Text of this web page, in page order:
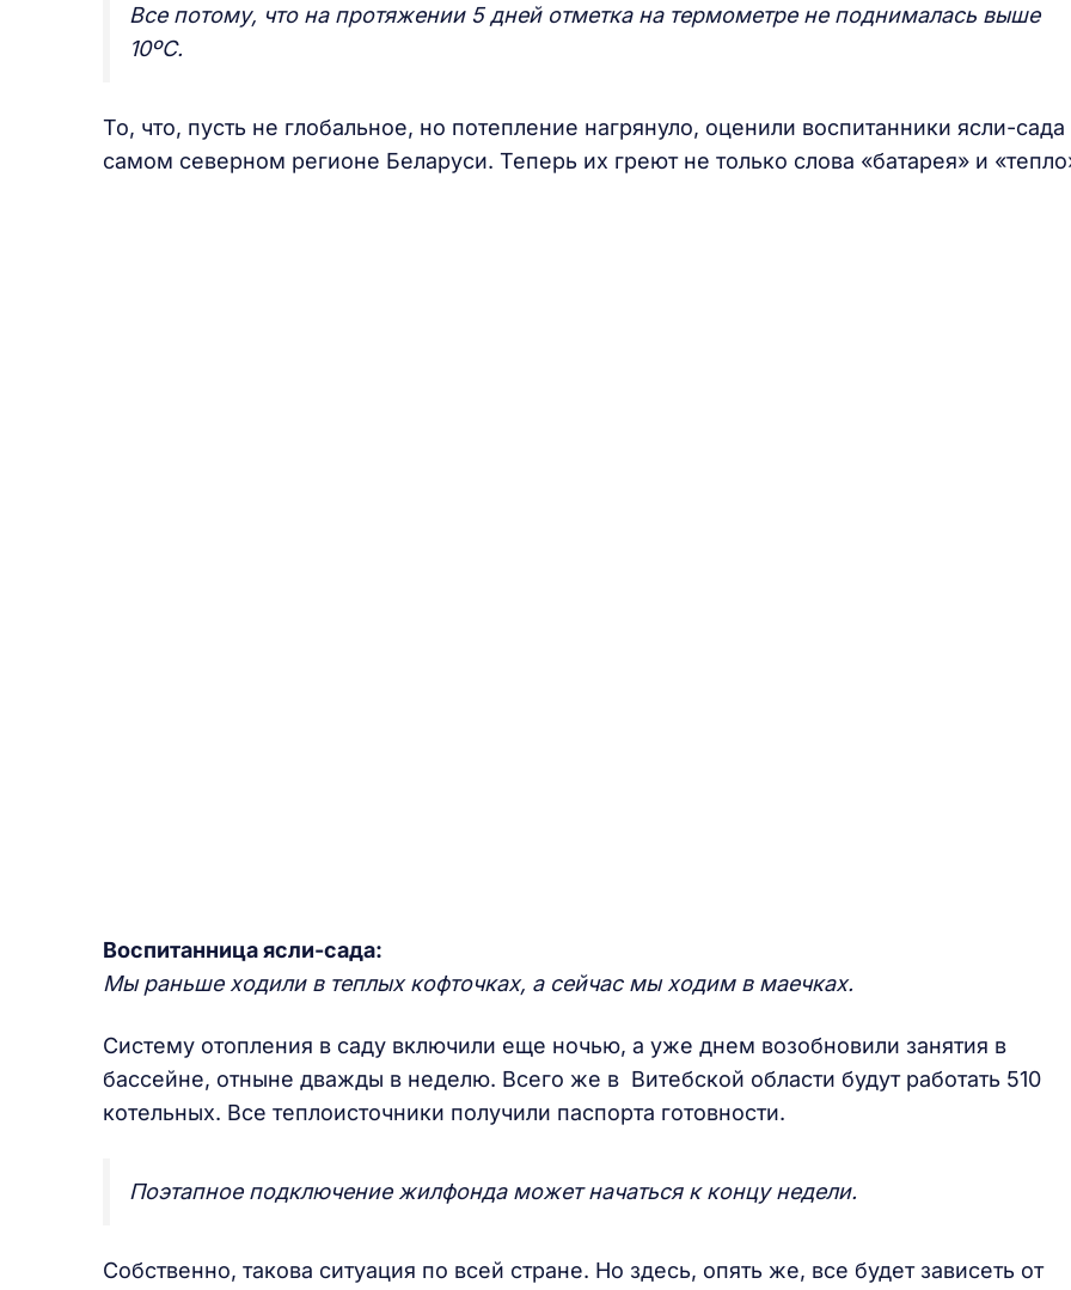
Все потому, что на протяжении 5 дней отметка на термометре не поднималась выше
10ºС.
То, что, пусть не глобальное, но потепление нагрянуло, оценили воспитанники ясли-сада
самом северном регионе Беларуси. Теперь их греют не только слова «батарея» и
Воспитанница ясли-сада:
Мы раньше ходили в теплых кофточках, а сейчас мы ходим в маечках.
Систему отопления в саду включили еще ночью, а уже днем возобновили занятия в
бассейне, отныне дважды в неделю. Всего же в Витебской области будут работать 510
котельных. Все теплоисточники получили паспорта готовности.
Поэтапное подключение жилфонда может начаться к концу недели.
Собственно, такова ситуация по всей стране. Но здесь, опять же, все будет зависеть от